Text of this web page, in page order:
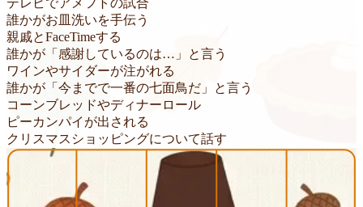
テレビでアメフトの試合
誰かがお皿洗いを手伝う
親戚とFaceTimeする
誰かが「感謝しているのは…」と言う
ワインやサイダーが注がれる
誰かが「今までで一番の七面鳥だ」と言う
コーンブレッドやディナーロール
ピーカンパイが出される
クリスマスショッピングについて話す